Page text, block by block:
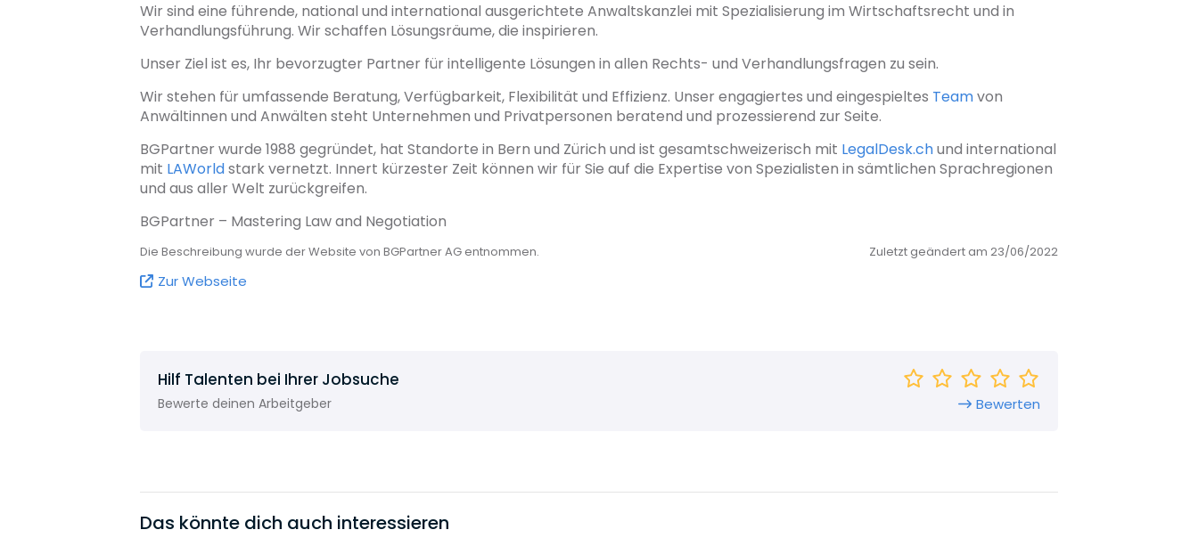
Wir sind eine führende, national und international ausgerichtete Anwaltskanzlei mit Spezialisierung im Wirtschaftsrecht und in
Verhandlungsführung. Wir schaffen Lösungsräume, die inspirieren.
Unser Ziel ist es, Ihr bevorzugter Partner für intelligente Lösungen in allen Rechts- und Verhandlungsfragen zu sein.
Wir stehen für umfassende Beratung, Verfügbarkeit, Flexibilität und Effizienz. Unser engagiertes und eingespieltes Teamvon
Anwältinnen und Anwälten steht Unternehmen und Privatpersonen beratend und prozessierend zur Seite.
BGPartner wurde 1988 gegründet, hat Standorte in Bern und Zürich und ist gesamtschweizerisch mit LegalDesk.chund international
mit LAWorldstark vernetzt. Innert kürzester Zeit können wir für Sie auf die Expertise von Spezialisten in sämtlichen Sprachregionen
und aus aller Welt zurückgreifen.
BGPartner – Mastering Law and Negotiation
Die Beschreibung wurde der Website von BGPartner AG entnommen. Zuletzt geändert am 23/06/2022
Zur Webseite
Hilf Talenten bei Ihrer Jobsuche
Bewerte deinen Arbeitgeber Bewerten
Das könnte dich auch interessieren